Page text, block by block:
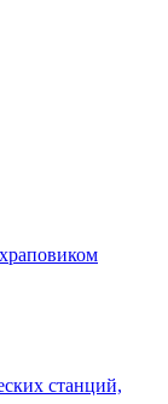
станций,